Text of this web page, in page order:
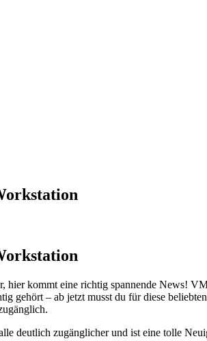
hier kommt eine richtig spannende News!
gehört – ab jetzt musst du für diese
deutlich zugänglicher und ist eine tolle